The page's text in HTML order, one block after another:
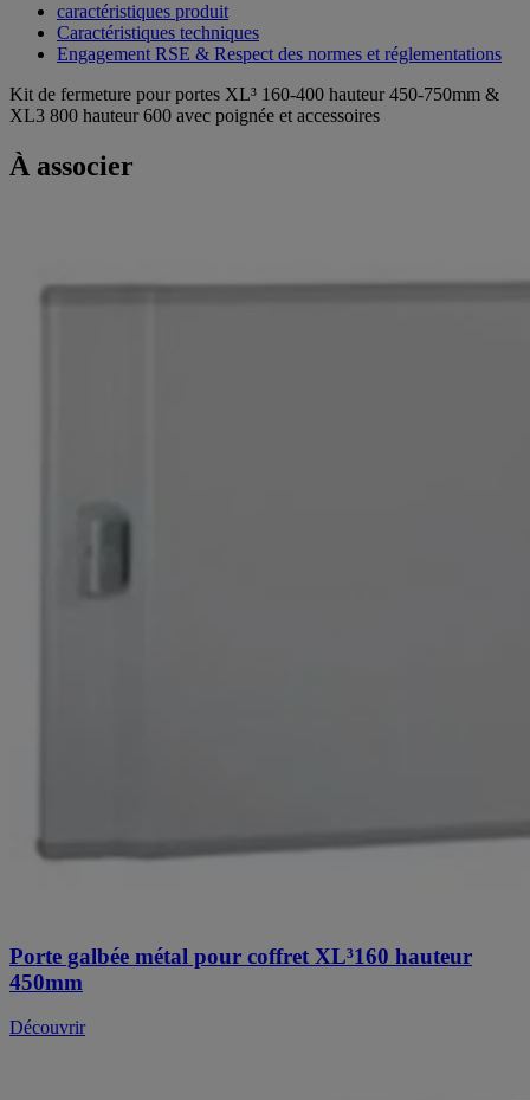
caractéristiques produit
Caractéristiques techniques
Engagement RSE & Respect des normes et réglementations
Kit de fermeture pour portes XL³ 160-400 hauteur 450-750mm &
XL3 800 hauteur 600 avec poignée et accessoires
À associer
Porte galbée métal pour coffret XL³160 hauteur
450mm
Découvrir